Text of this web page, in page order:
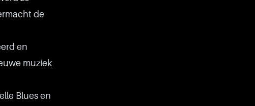
de
en
muziek
Blues en